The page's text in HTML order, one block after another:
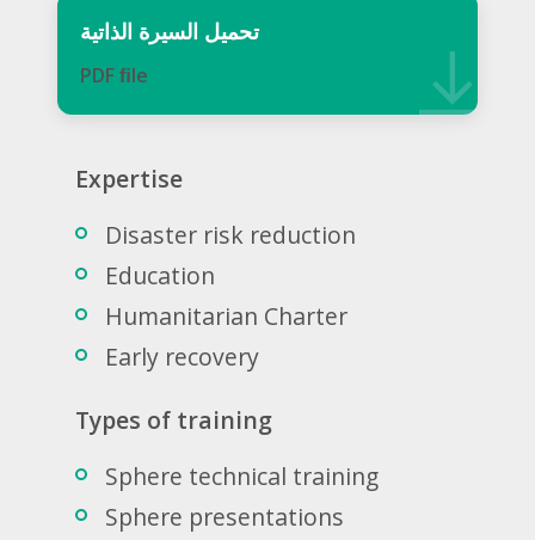
تحميل السيرة الذاتية
PDF ﬁle
Expertise
Disaster risk reduction
Education
Humanitarian Charter
Early recovery
Types of training
Sphere technical training
Sphere presentations